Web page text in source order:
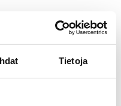
Tietoja